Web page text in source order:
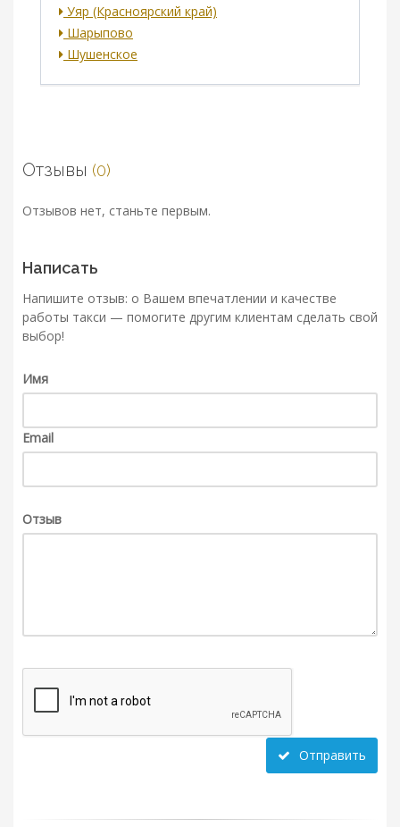
Уяр (Красноярский край)
Шарыпово
Шушенское
Отзывы (0)
Отзывов нет, станьте первым.
Написать
Напишите отзыв: о Вашем впечатлении и качестве
работы такси — помогите другим клиентам сделать свой
выбор!
Имя
Email
Отзыв
Отправить